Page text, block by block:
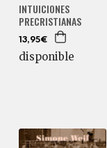
INTUICIONES
PRECRISTIANAS
13,95€
disponible